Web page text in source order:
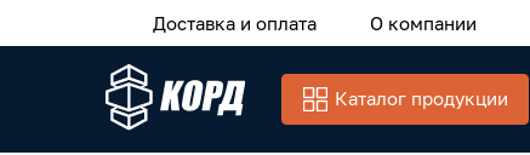
Доставка и оплата О компании
Каталог продукции